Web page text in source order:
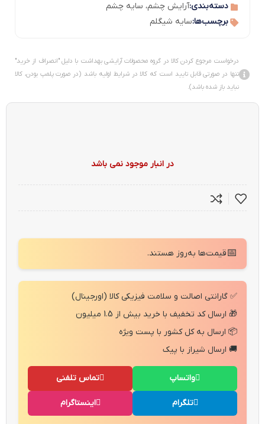
دسته‌بندی:آرایش چشم، سایه چشم
برچسب‌ها:سایه شیگلم
درخواست مرجوع کردن کالا در گروه محصولات آرایشی بهداشت با دلیل "انصراف از خرید"
تنها در صورتی قابل تایید است که کالا در شرایط اولیه باشد (در صورت پلمپ بودن، کالا
نباید باز شده باشد).
در انبار موجود نمی باشد
📅قیمت‌ها به‌روز هستند.
✅ گارانتی اصالت و سلامت فیزیکی کالا (اورجینال)
🎁 ارسال کد تخفیف با خرید بیش از 1.5 میلیون
📦 ارسال به کل کشور با پست ویژه
🚚 ارسال شیراز با پیک
تماس تلفنی واتساپ
اینستاگرام تلگرام